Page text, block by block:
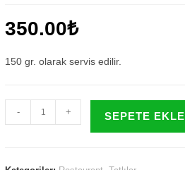
350.00₺
150 gr. olarak servis edilir.
Çikolatalı
Sufle
- + SEPETE EKLE